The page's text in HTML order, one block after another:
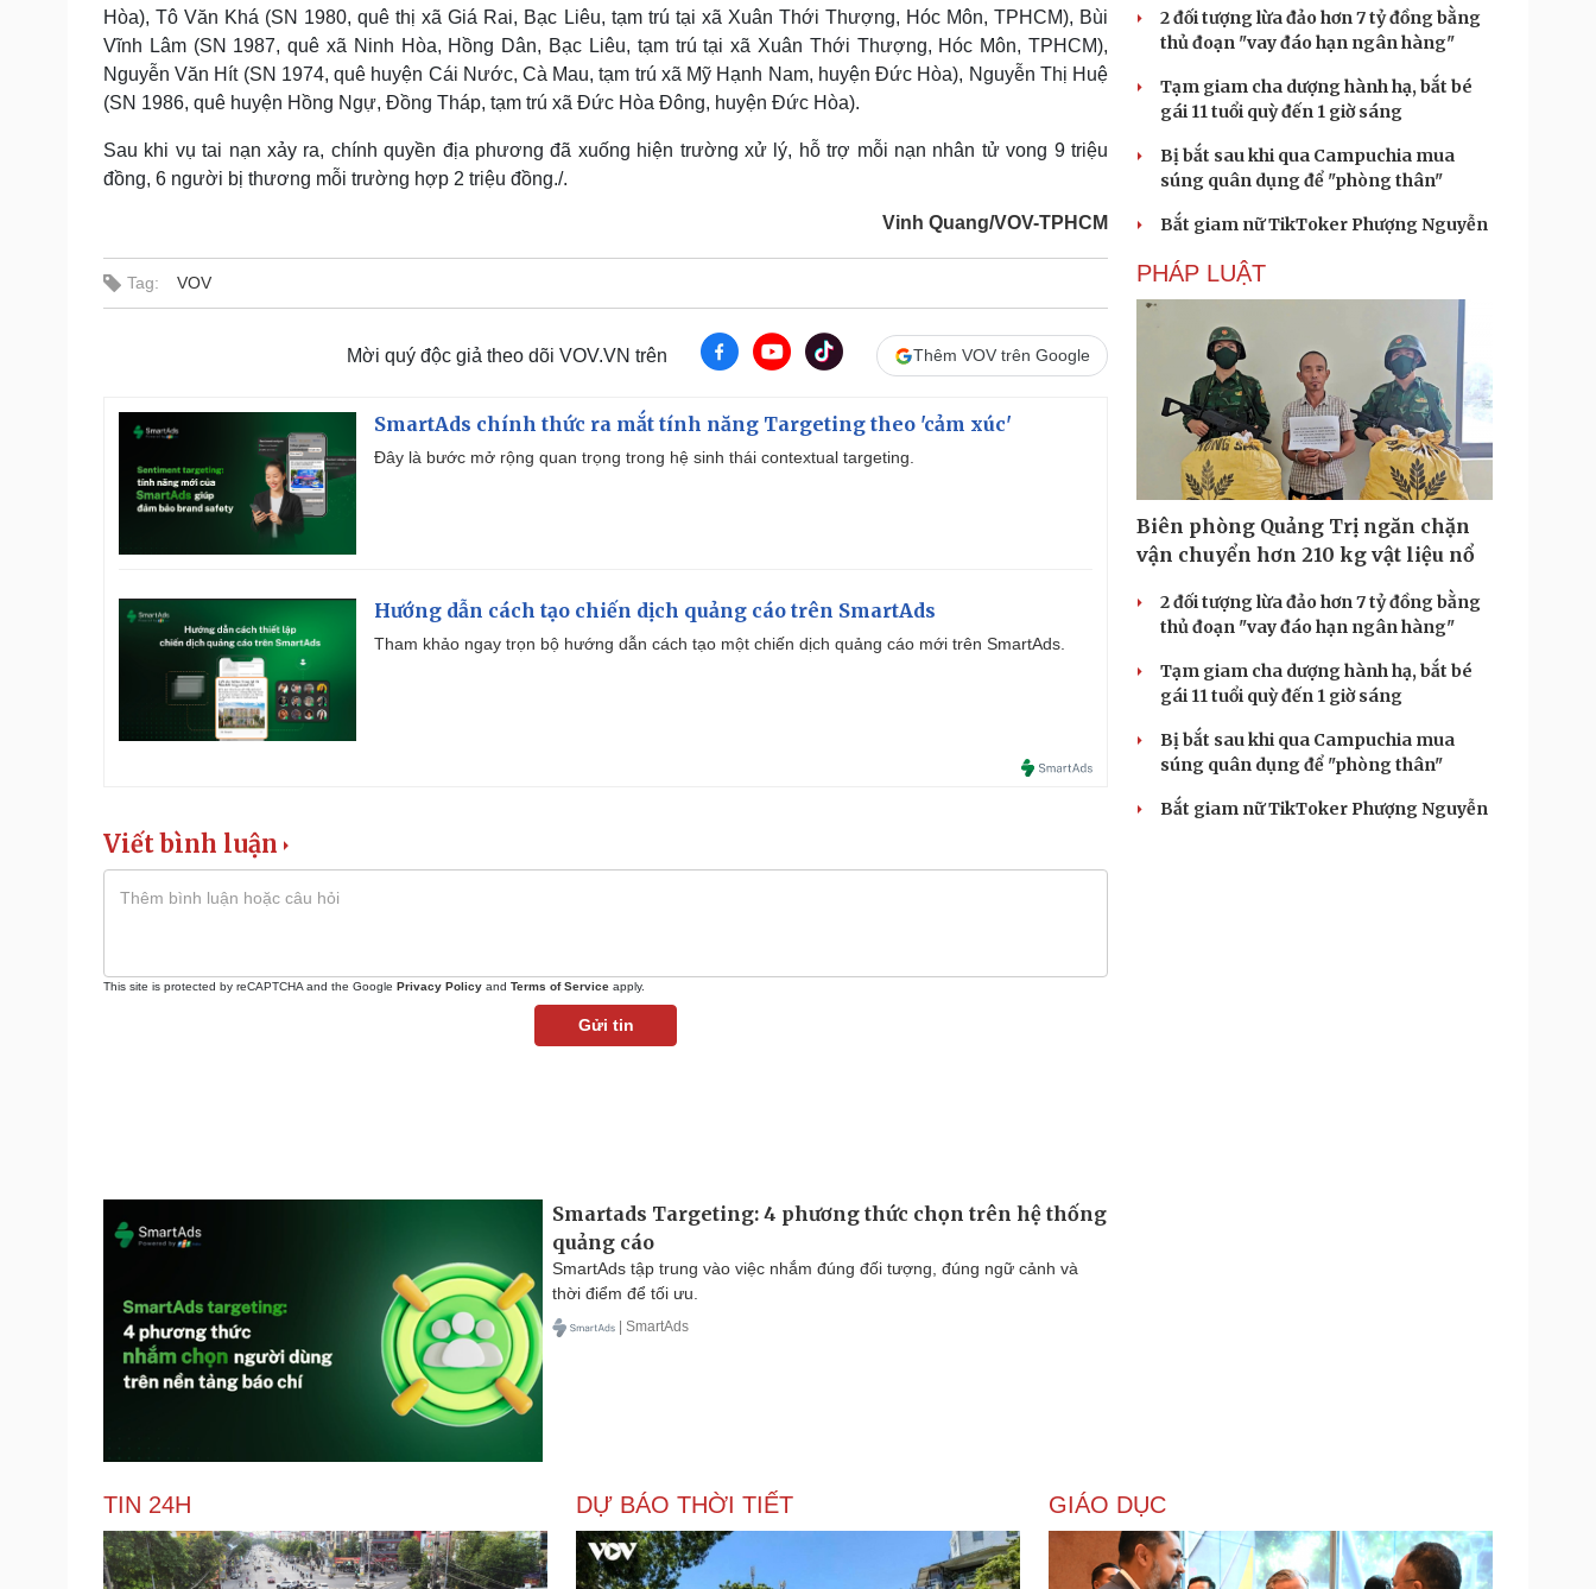
Hòa), Tô Văn Khá (SN 1980, quê thị xã Giá Rai, Bạc Liêu, tạm trú tại xã Xuân Thới Thượng, Hóc Môn, TPHCM), Bùi
Vĩnh Lâm (SN 1987, quê xã Ninh Hòa, Hồng Dân, Bạc Liêu, tạm trú tại xã Xuân Thới Thượng, Hóc Môn, TPHCM),
Nguyễn Văn Hít (SN 1974, quê huyện Cái Nước, Cà Mau, tạm trú xã Mỹ Hạnh Nam, huyện Đức Hòa), Nguyễn Thị Huệ
(SN 1986, quê huyện Hồng Ngự, Đồng Tháp, tạm trú xã Đức Hòa Đông, huyện Đức Hòa).
Sau khi vụ tai nạn xảy ra, chính quyền địa phương đã xuống hiện trường xử lý, hỗ trợ mỗi nạn nhân tử vong 9 triệu
đồng, 6 người bị thương mỗi trường hợp 2 triệu đồng./.
Vinh Quang/VOV-TPHCM
Tag: VOV
Mời quý độc giả theo dõi VOV.VN trên Thêm VOV trên Google
SmartAds chính thức ra mắt tính năng Targeting theo 'cảm xúc'
Đây là bước mở rộng quan trọng trong hệ sinh thái contextual targeting.
Hướng dẫn cách tạo chiến dịch quảng cáo trên SmartAds
Tham khảo ngay trọn bộ hướng dẫn cách tạo một chiến dịch quảng cáo mới trên SmartAds.
Viết bình luận
This site is protected by reCAPTCHA and the Google Privacy Policy and Terms of Service apply.
Gửi tin
Smartads Targeting: 4 phương thức chọn trên hệ thống
quảng cáo
SmartAds tập trung vào việc nhắm đúng đối tượng, đúng ngữ cảnh và
thời điểm để tối ưu.
| SmartAds
2 đối tượng lừa đảo hơn 7 tỷ đồng bằng
thủ đoạn "vay đáo hạn ngân hàng"
Tạm giam cha dượng hành hạ, bắt bé
gái 11 tuổi quỳ đến 1 giờ sáng
Bị bắt sau khi qua Campuchia mua
súng quân dụng để "phòng thân"
Bắt giam nữ TikToker Phượng Nguyễn
PHÁP LUẬT
Biên phòng Quảng Trị ngăn chặn
vận chuyển hơn 210 kg vật liệu nổ
2 đối tượng lừa đảo hơn 7 tỷ đồng bằng
thủ đoạn "vay đáo hạn ngân hàng"
Tạm giam cha dượng hành hạ, bắt bé
gái 11 tuổi quỳ đến 1 giờ sáng
Bị bắt sau khi qua Campuchia mua
súng quân dụng để "phòng thân"
Bắt giam nữ TikToker Phượng Nguyễn
TIN 24H DỰ BÁO THỜI TIẾT GIÁO DỤC